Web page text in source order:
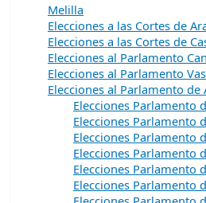
Melilla
Elecciones a las Cortes de
Elecciones a las Cortes de
Elecciones al Parlamento
Elecciones al Parlamento
Elecciones al Parlamento de
Elecciones Parlamento
Elecciones Parlamento
Elecciones Parlamento
Elecciones Parlamento
Elecciones Parlamento
Elecciones Parlamento